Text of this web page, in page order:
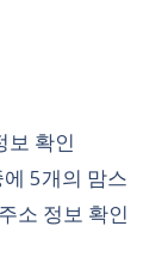
보 확인
5개의 맘스
소 정보 확인